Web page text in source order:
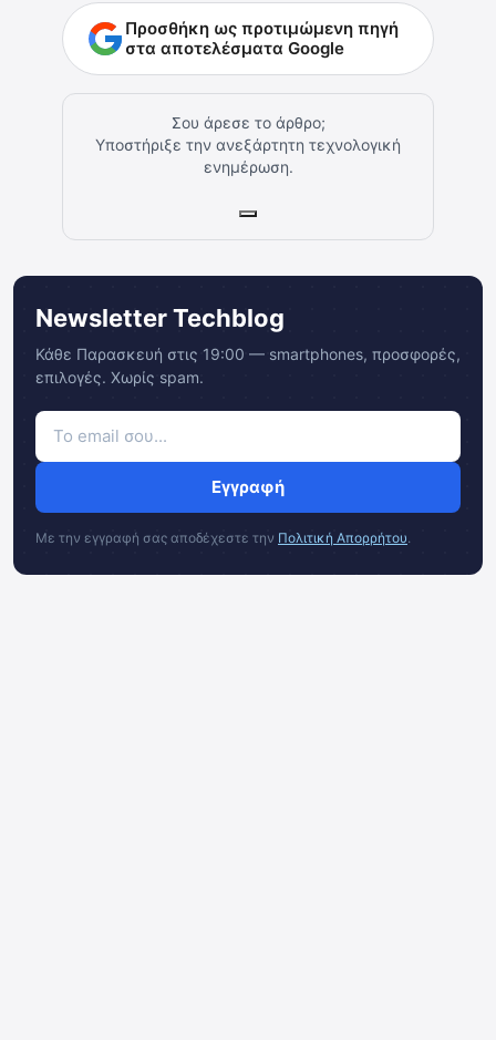
Προσθήκη ως προτιμώμενη πηγή
στα αποτελέσματα Google
Σου άρεσε το άρθρο;
Υποστήριξε την ανεξάρτητη τεχνολογική
ενημέρωση.
Newsletter Techblog
Κάθε Παρασκευή στις 19:00 — smartphones, προσφορές,
επιλογές. Χωρίς spam.
Εγγραφή
Με την εγγραφή σας αποδέχεστε την Πολιτική Απορρήτου.